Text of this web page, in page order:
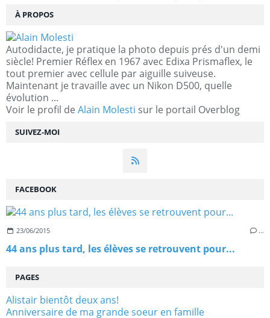
SUIVEZ-MOI
À PROPOS
Autodidacte, je pratique la photo depuis prés d'un demi
siècle! Premier Réflex en 1967 avec Edixa Prismaflex, le
tout premier avec cellule par aiguille suiveuse.
Maintenant je travaille avec un Nikon D500, quelle
évolution ...
Voir le profil de Alain Molesti sur le portail Overblog
FACEBOOK
23/06/2015 …
44 ans plus tard, les élèves se retrouvent pour...
PAGES
Alistair bientôt deux ans!
Anniversaire de ma grande soeur en famille